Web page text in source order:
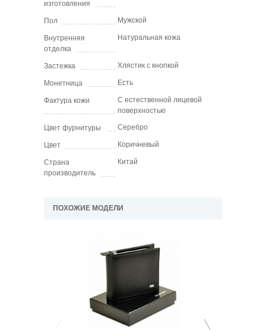
изготовления
Пол Мужской
Внутренняя
отделка
Натуральная кожа
Застежка Хлястик с кнопкой
Монетница Есть
Фактура кожи
С естественной лицевой
поверхностью
Цвет фурнитуры Серебро
Цвет Коричневый
Страна
производитель
Китай
ПОХОЖИЕ МОДЕЛИ